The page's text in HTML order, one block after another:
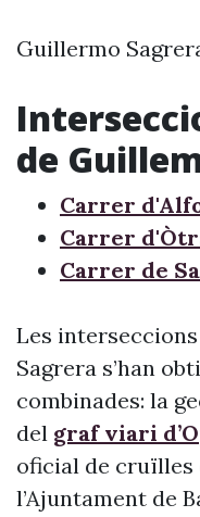
Guillermo
de
Carrer
Carrer
Carrer de
Les
Sagrera s’han
combinades: la
del graf viari
oficial de cruïlles
l’Ajuntament de